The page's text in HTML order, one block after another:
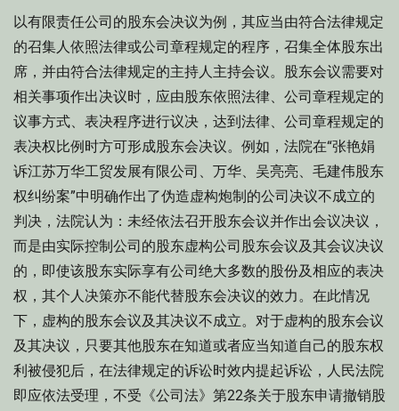
以有限责任公司的股东会决议为例，其应当由符合法律规定
的召集人依照法律或公司章程规定的程序，召集全体股东出
席，并由符合法律规定的主持人主持会议。股东会议需要对
相关事项作出决议时，应由股东依照法律、公司章程规定的
议事方式、表决程序进行议决，达到法律、公司章程规定的
表决权比例时方可形成股东会决议。例如，法院在“张艳娟
诉江苏万华工贸发展有限公司、万华、吴亮亮、毛建伟股东
权纠纷案”中明确作出了伪造虚构炮制的公司决议不成立的
判决，法院认为：未经依法召开股东会议并作出会议决议，
而是由实际控制公司的股东虚构公司股东会议及其会议决议
的，即使该股东实际享有公司绝大多数的股份及相应的表决
权，其个人决策亦不能代替股东会决议的效力。在此情况
下，虚构的股东会议及其决议不成立。对于虚构的股东会议
及其决议，只要其他股东在知道或者应当知道自己的股东权
利被侵犯后，在法律规定的诉讼时效内提起诉讼，人民法院
即应依法受理，不受《公司法》第22条关于股东申请撤销股